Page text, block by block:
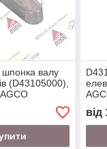
валу
(D43105000),
від